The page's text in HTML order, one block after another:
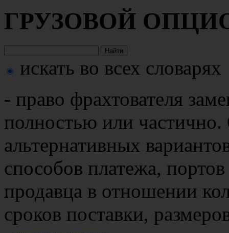
ГРУЗОВОЙ
искать во всех словарях
- право фрахтователя
полностью или
альтернативных
способов платежа,
продавца в отношении
сроков поставки,